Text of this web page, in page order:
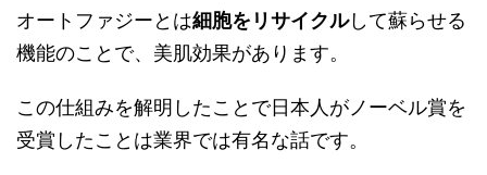
オートファジーとは細胞をリサイクルして蘇らせる
機能のことで、美肌効果があります。
この仕組みを解明したことで日本人がノーベル賞を
受賞したことは業界では有名な話です。